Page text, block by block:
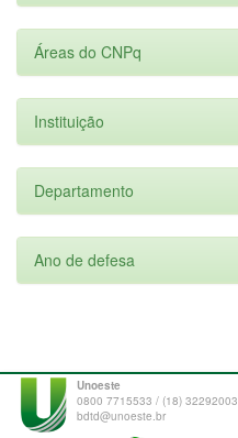
Áreas do CNPq
Instituição
Departamento
Ano de defesa
Unoeste
0800 7715533 / (18) 32292003
bdtd@unoeste.br